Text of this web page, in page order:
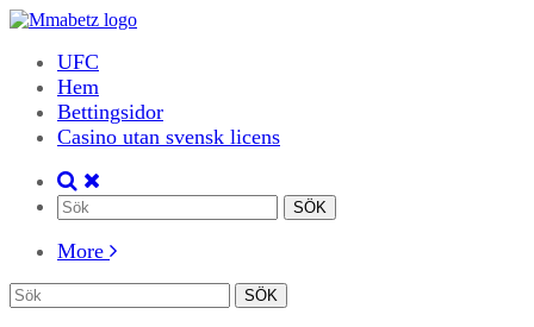
UFC
Hem
Bettingsidor
Casino utan svensk licens
More